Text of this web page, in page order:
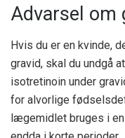
Advarsel om
Hvis du er en kvinde,
gravid, skal du undgå
isotretinoin under
for alvorlige
lægemidlet bruges i